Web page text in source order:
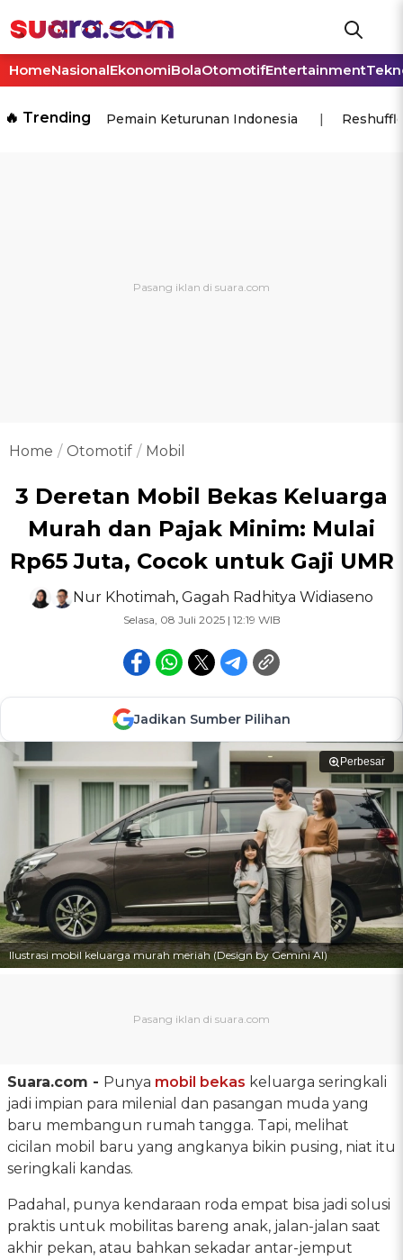
HomeNasionalEkonomiBolaOtomotifEntertainment
🔥 Trending Pemain Keturunan Indonesia
Home Otomotif Mobil
3 Deretan Mobil Bekas Keluarga
Murah dan Pajak Minim: Mulai
Rp65 Juta, Cocok untuk Gaji UMR
Nur Khotimah, Gagah Radhitya Widiaseno
Selasa, 08 Juli 2025 | 12:19 WIB
Jadikan Sumber Pilihan
Perbesar
Ilustrasi mobil keluarga murah meriah (Design by Gemini AI)
Suara.com - Punya mobil bekas keluarga seringkali
jadi impian para milenial dan pasangan muda yang
baru membangun rumah tangga. Tapi, melihat
cicilan mobil baru yang angkanya bikin pusing, niat itu
seringkali kandas.
Padahal, punya kendaraan roda empat bisa jadi solusi
praktis untuk mobilitas bareng anak, jalan-jalan saat
akhir pekan, atau bahkan sekadar antar-jemput